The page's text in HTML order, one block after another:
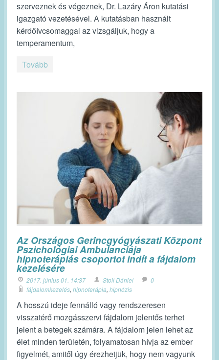
szerveznek és végeznek, Dr. Lazáry Áron kutatási
igazgató vezetésével. A kutatásban használt
kérdőívcsomaggal az vizsgáljuk, hogy a
temperamentum,
Tovább
Az Országos Gerincgyógyászati Központ
Pszichológiai Ambulanciája
hipnoterápiás csoportot indít a fájdalom
kezelésére
2017. június 01. 14:37 Stoll Dániel
0
fájdalomkezelés, hipnoterápia, hipnózis
A hosszú ideje fennálló vagy rendszeresen
visszatérő mozgásszervi fájdalom jelentős terhet
jelent a betegek számára. A fájdalom jelen lehet az
élet minden területén, folyamatosan hívja az ember
figyelmét, amitől úgy érezhetjük, hogy nem vagyunk